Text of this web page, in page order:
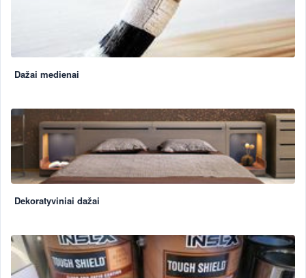
Dažai medienai
Dekoratyviniai dažai